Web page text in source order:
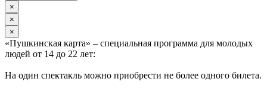
×
×
×
«Пушкинская карта» – специальная программа для молодых
людей от 14 до 22 лет:
На один спектакль можно приобрести не более одного билета.